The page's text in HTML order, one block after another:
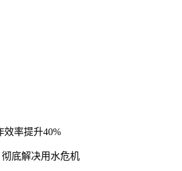
效率提升40%
底解决用水危机